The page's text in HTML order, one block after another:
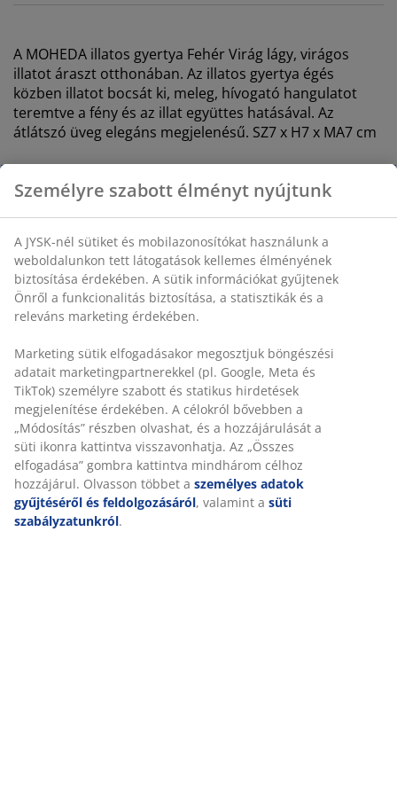
A MOHEDA illatos gyertya Fehér Virág lágy, virágos
illatot áraszt otthonában. Az illatos gyertya égés
közben illatot bocsát ki, meleg, hívogató hangulatot
teremtve a fény és az illat együttes hatásával. Az
átlátszó üveg elegáns megjelenésű. SZ7 x H7 x MA7 cm
Részletes Adatok
Értékelések
(0)
Kiszállítás
Személyre szabott élményt nyújtunk
A JYSK-nél sütiket és mobilazonosítókat használunk a
weboldalunkon tett látogatások kellemes élményének
biztosítása érdekében. A sütik információkat gyűjtenek
releváns marketing érdekében.
Marketing sütik elfogadásakor megosztjuk böngészési
adatait marketingpartnerekkel (pl. Google, Meta és
TikTok) személyre szabott és statikus hirdetések
megjelenítése érdekében. A célokról bővebben a
„Módosítás” részben olvashat, és a hozzájárulását a süti
ikonra kattintva visszavonhatja. Az „Összes elfogadása”
gombra kattintva mindhárom célhoz hozzájárul. Olvasson
többet aszemélyes adatok gyűjtéséről és